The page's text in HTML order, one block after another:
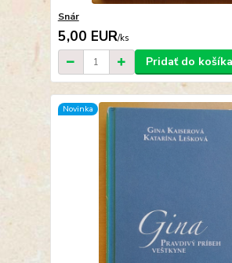
Snár
5,00 EUR/ks
Pridať do košíka
Novinka